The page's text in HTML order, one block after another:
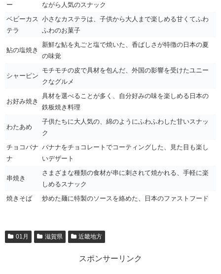
ー
ながら人気のスナック
ベビーカス
テラ
小さなカステラは、子供から大人まで楽しめる甘くてふわ
ふわのお菓子
鮎の塩焼き
新鮮な鮎を丸ごと塩で焼いた、香ばしさが特徴の日本の夏
の味覚
シャーピン
モチモチの皮で具材を包んだ、外国の影響を受けたユニー
クなグルメ
お好み焼き
具材を選べることが多く、自分好みの味を楽しめる日本の
鉄板焼き料理
わたあめ
子供たちに大人気の、綿のようにふわふわした甘いスナッ
ク
チョコバナ
ナ
バナナをチョコレートでコーティングした、見た目も楽し
いデザート
串焼き
さまざまな種類の食材が串に刺されて焼かれる、手軽に楽
しめるスナック
焼きそば
炒めた麺に特製のソースを絡めた、日本のファストフード
01月 滋賀県 近畿地方
スポンサーリンク